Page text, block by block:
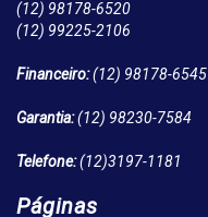
(12) 98178-6520
(12) 99225-2106
Financeiro:(12) 98178-6545
Garantia:(12) 98230-7584
Telefone:(12)3197-1181
Páginas